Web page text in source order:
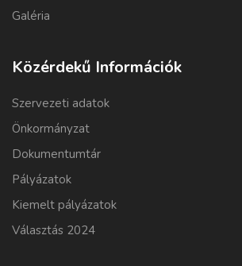
Galéria
Közérdekű Információk
Szervezeti adatok
Önkormányzat
Dokumentumtár
Pályázatok
Kiemelt pályázatok
Választás 2024